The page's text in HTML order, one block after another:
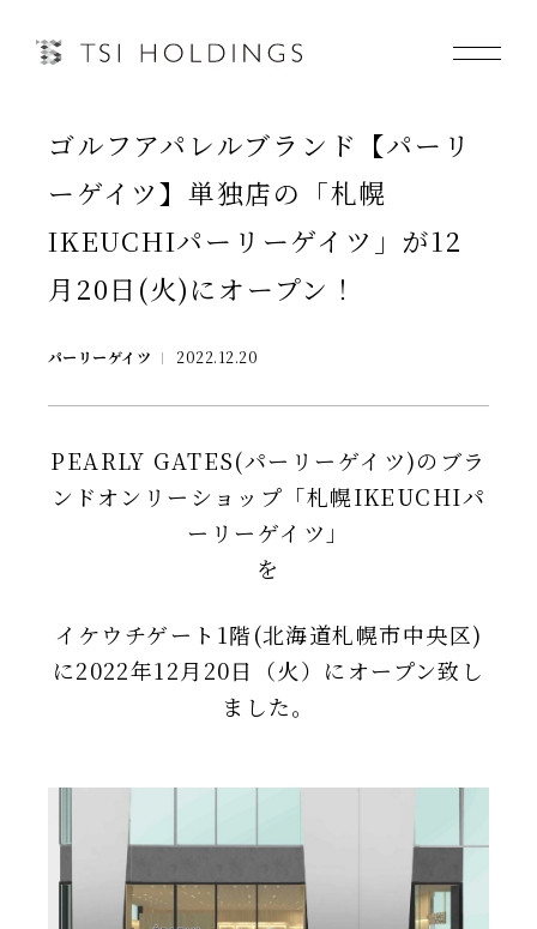
Information
Brand
Brand News
Our Purpose
Sustainability
TSIトピックス
Foreign Investor
ゴルフアパレルブランド【パーリ
ーゲイツ】単独店の「札幌
IKEUCHIパーリーゲイツ」が12
月20日(火)にオープン！
パーリーゲイツ 2022.12.20
PEARLY GATES(パーリーゲイツ)のブラ
ンドオンリーショップ「札幌IKEUCHIパ
ーリーゲイツ」
を
イケウチゲート1階(北海道札幌市中央区)
に2022年12月20日（火）にオープン致し
ました。